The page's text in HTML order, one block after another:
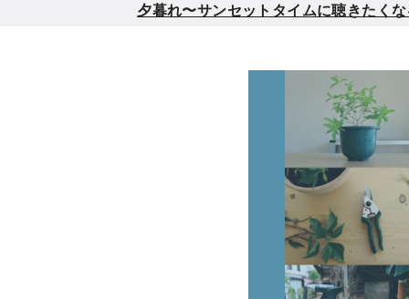
夕暮れ〜サンセットタイムに聴きたく